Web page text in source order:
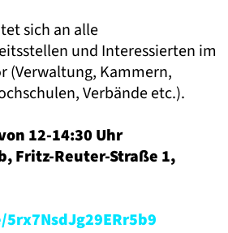
sich an alle
und Interessierten im
(Verwaltung, Kammern,
Verbände etc.).
12-14:30 Uhr
Fritz-Reuter-Straße 1,